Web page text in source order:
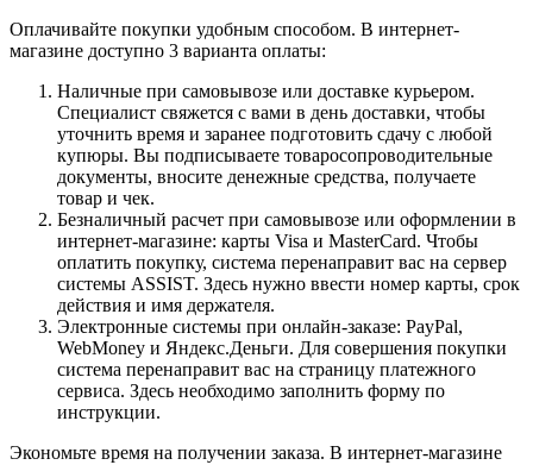
Оплачивайте покупки удобным способом. В интернет-
магазине доступно 3 варианта оплаты:
Наличные при самовывозе или доставке курьером.
Специалист свяжется с вами в день доставки, чтобы
уточнить время и заранее подготовить сдачу с любой
купюры. Вы подписываете товаросопроводительные
документы, вносите денежные средства, получаете
товар и чек.
Безналичный расчет при самовывозе или оформлении в
интернет-магазине: карты Visa и MasterCard. Чтобы
оплатить покупку, система перенаправит вас на сервер
системы ASSIST. Здесь нужно ввести номер карты, срок
действия и имя держателя.
Электронные системы при онлайн-заказе: PayPal,
WebMoney и Яндекс.Деньги. Для совершения покупки
система перенаправит вас на страницу платежного
сервиса. Здесь необходимо заполнить форму по
инструкции.
Экономьте время на получении заказа. В интернет-магазине